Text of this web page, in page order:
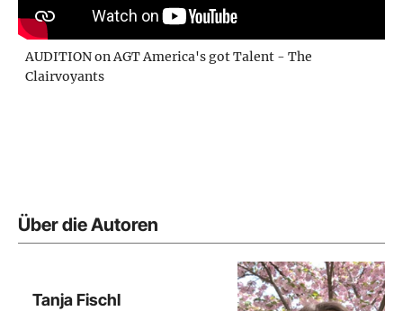
AUDITION on AGT America's got Talent - The
Clairvoyants
Über die Autoren
Tanja Fischl